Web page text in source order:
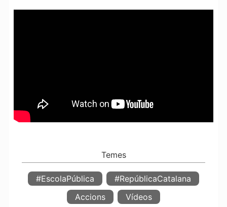
#EscolaPública
#RepúblicaCatalana
Accions
Vídeos